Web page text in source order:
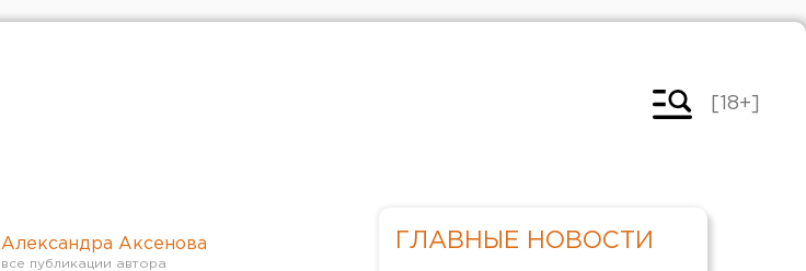
[18+]
Александра Аксенова ГЛАВНЫЕ НОВОСТИ